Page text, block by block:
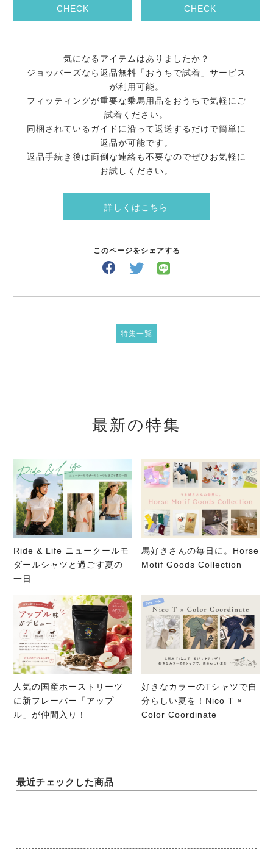
CHECK CHECK
気になるアイテムはありましたか？
ジョッパーズなら返品無料「おうちで試着」サービス
が利用可能。
フィッティングが重要な乗馬用品をおうちで気軽にご
試着ください。
同梱されているガイドに沿って返送するだけで簡単に
返品が可能です。
返品手続き後は面倒な連絡も不要なのでぜひお気軽に
お試しください。
詳しくはこちら
このページをシェアする
特集一覧
最新の特集
Ride & Life ニュークールモ
ダールシャツと過ごす夏の
一日
馬好きさんの毎日に。Horse
Motif Goods Collection
人気の国産ホーストリーツ
に新フレーバー「アップ
ル」が仲間入り！
好きなカラーのTシャツで自
分らしい夏を！Nico T ×
Color Coordinate
最近チェックした商品